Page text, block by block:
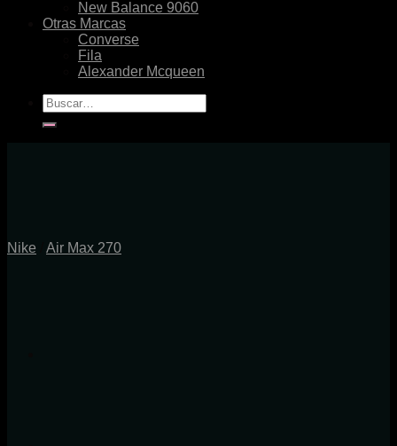
New Balance 9060
Otras Marcas
Converse
Fila
Alexander Mcqueen
Buscar
por:
Nike Air Max 270